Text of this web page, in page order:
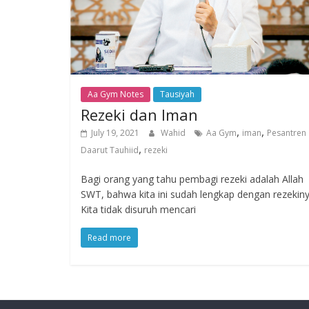
Aa Gym Notes Tausiyah
Rezeki dan Iman
July 19, 2021 Wahid Aa Gym, iman, Pesantren
Daarut Tauhiid, rezeki
Bagi orang yang tahu pembagi rezeki adalah Allah
SWT, bahwa kita ini sudah lengkap dengan
Kita tidak disuruh mencari
Read more